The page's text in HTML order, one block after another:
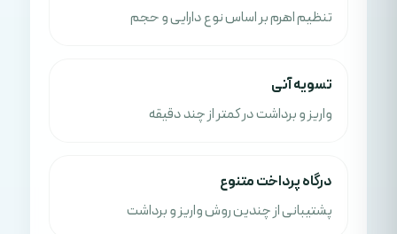
تنظیم اهرم بر اساس نوع دارایی و حجم
تسویه آنی
واریز و برداشت در کمتر از چند دقیقه
درگاه پرداخت متنوع
پشتیبانی از چندین روش واریز و برداشت